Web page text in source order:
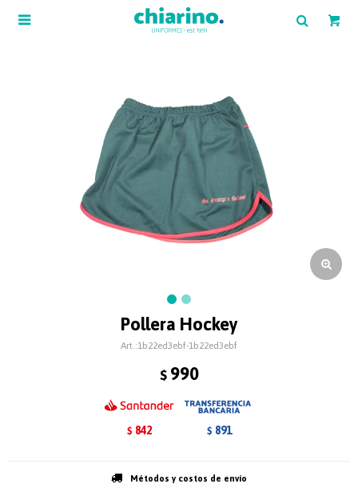

Pollera Hockey
1b22ed3ebf-1b22ed3ebf
$ 990
$ 842 $ 891
Métodos y costos de envío